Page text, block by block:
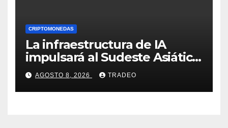
CRIPTOMONEDAS
La infraestructura de IA
impulsará al Sudeste Asiático,
destaca United Overseas
Bank
AGOSTO 8, 2026 TRADEO